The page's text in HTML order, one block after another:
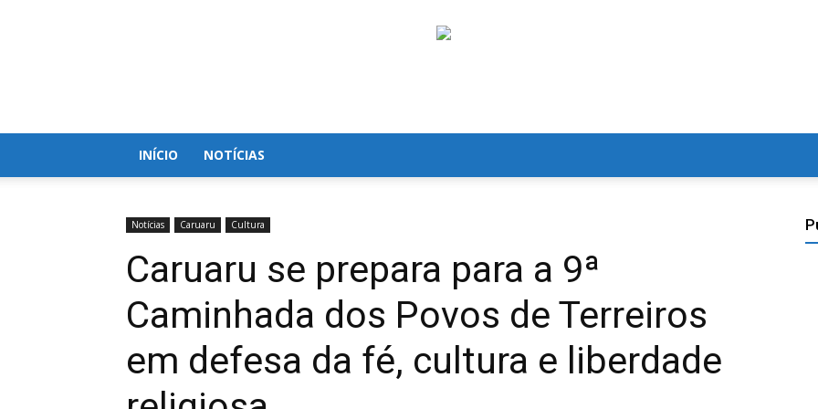
INÍCIO NOTÍCIAS
Notícias Caruaru Cultura
Caruaru se prepara para a 9ª
Caminhada dos Povos de Terreiros
em defesa da fé, cultura e liberdade